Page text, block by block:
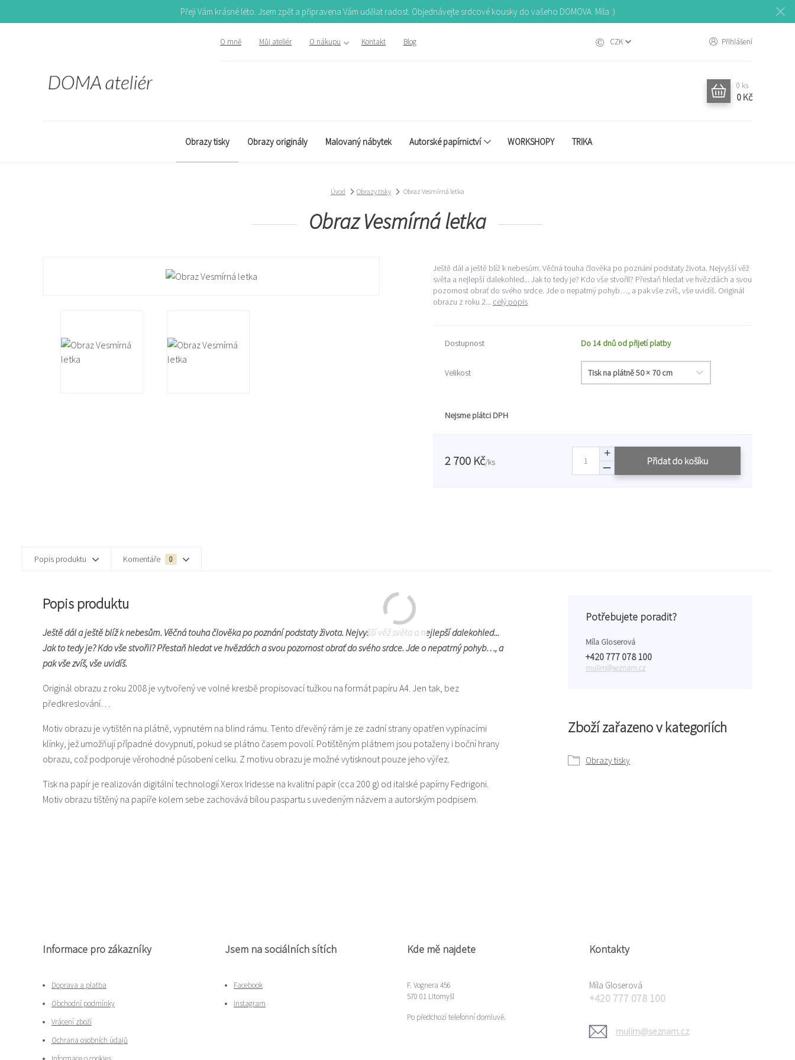
Přeji Vám krásné léto. Jsem zpět a připravena Vám udělat radost. Objednávejte srdcové kousky do vašeho DOMOVA. Míla :)
O mně Můj ateliér O nákupu Kontakt Blog CZK Přihlášení
0 ks
0 Kč
Obrazy tisky Obrazy originály Malovaný nábytek Autorské papírnictví WORKSHOPY TRIKA
Úvod Obrazy tisky Obraz Vesmírná letka
Obraz Vesmírná letka
Ještě dál a ještě blíž k nebesům. Věčná touha člověka po poznání podstaty života. Nejvyšší věž
světa a nejlepší dalekohled... Jak to tedy je? Kdo vše stvořil? Přestaň hledat ve hvězdách a svou
pozornost obrať do svého srdce. Jde o nepatrný pohyb…, a pak vše zvíš, vše uvidíš. Originál
obrazu z roku 2... celý popis
Dostupnost Do 14 dnů od přijetí platby
Velikost
Nejsme plátci DPH
2 700 Kč/ks Přidat do košíku
Popis produktu Komentáře 0
Popis produktu
Ještě dál a ještě blíž k nebesům. Věčná touha člověka po poznání podstaty života. Nejvyšší věž světa a nejlepší dalekohled...
Jak to tedy je? Kdo vše stvořil? Přestaň hledat ve hvězdách a svou pozornost obrať do svého srdce. Jde o nepatrný pohyb…, a
pak vše zvíš, vše uvidíš.
Originál obrazu z roku 2008 je vytvořený ve volné kresbě propisovací tužkou na formát papíru A4. Jen tak, bez
předkreslování…
Motiv obrazu je vytištěn na plátně, vypnutém na blind rámu. Tento dřevěný rám je ze zadní strany opatřen vypínacími
klínky, jež umožňují případné dovypnutí, pokud se plátno časem povolí. Potištěným plátnem jsou potaženy i boční hrany
obrazu, což podporuje věrohodné působení celku. Z motivu obrazu je možné vytisknout pouze jeho výřez.
Tisk na papír je realizován digitální technologií Xerox Iridesse na kvalitní papír (cca 200 g) od italské papírny Fedrigoni.
Motiv obrazu tištěný na papíře kolem sebe zachovává bílou paspartu s uvedeným názvem a autorským podpisem.
Zboží zařazeno v kategoriích
Obrazy tisky
Potřebujete poradit?
Míla Gloserová
+420 777 078 100
mulim@seznam.cz
Informace pro zákazníky
Doprava a platba
Obchodní podmínky
Vrácení zboží
Ochrana osobních údajů
Jsem na sociálních sítích
Facebook
Instagram
Kde mě najdete
F. Vognera 456
570 01 Litomyšl
Po předchozí telefonní domluvě.
Kontakty
Míla Gloserová
+420 777 078 100
mulim@seznam.cz